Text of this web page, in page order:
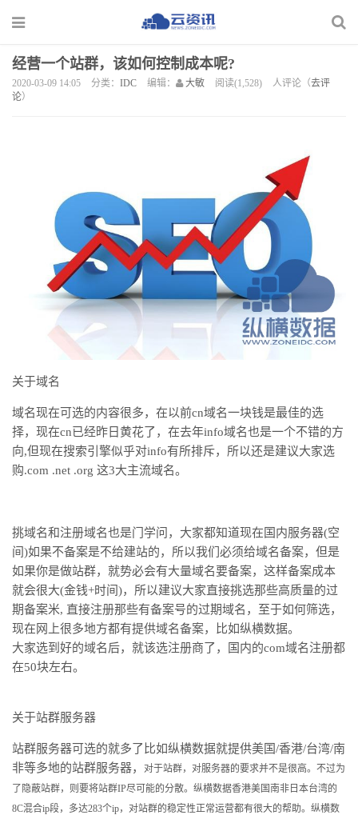
经营一个站群，该如何控制成本呢?
2020-03-09 14:05 分类： IDC 编辑： 大敏 阅读(1,528) 人评论（去评
论）
关于域名
域名现在可选的内容很多，在以前cn域名一块钱是最佳的选
择，现在cn已经昨日黄花了，在去年info域名也是一个不错的方
向,但现在搜索引擎似乎对info有所排斥，所以还是建议大家选
购.com .net .org 这3大主流域名。
挑域名和注册域名也是门学问，大家都知道现在国内服务器(空
间)如果不备案是不给建站的，所以我们必须给域名备案，但是
如果你是做站群，就势必会有大量域名要备案，这样备案成本
就会很大(金钱+时间)，所以建议大家直接挑选那些高质量的过
期备案米, 直接注册那些有备案号的过期域名，至于如何筛选，
现在网上很多地方都有提供域名备案，比如纵横数据。
大家选到好的域名后，就该选注册商了，国内的com域名注册都
在50块左右。
关于站群服务器
站群服务器可选的就多了比如纵横数据就提供美国/香港/台湾/南
非等多地的站群服务器， 对于站群，对服务器的要求并不是很高。不过为
了隐蔽站群，则要将站群IP尽可能的分散。纵横数据香港美国南非日本台湾的
8C混合ip段，多达283个ip，对站群的稳定性正常运营都有很大的帮助。 纵横数